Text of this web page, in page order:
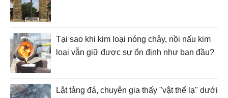
Tại sao khi kim loại nóng chảy, nồi nấu kim
loại vẫn giữ được sự ổn định như ban đầu?
Lật tảng đá, chuyên gia thấy "vật thể lạ" dưới